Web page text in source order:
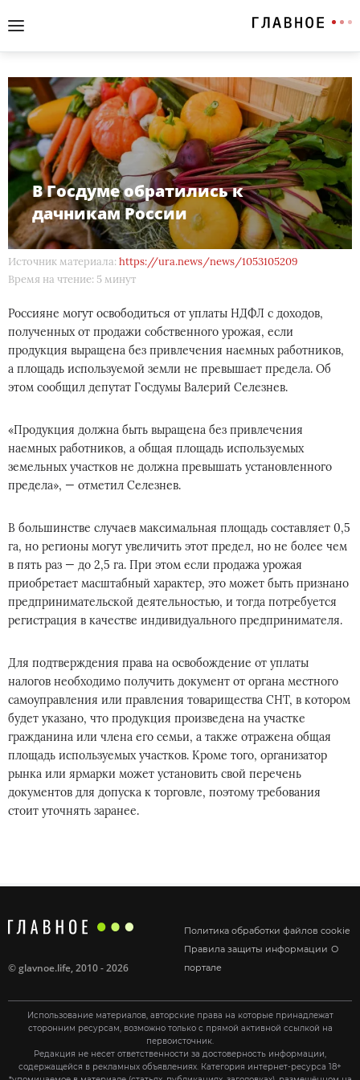
В Госдуме обратились к
дачникам России
Источник материала: https://ura.news/news/1053105209
Время на чтение: 5 минут
Россияне могут освободиться от уплаты НДФЛ с доходов,
полученных от продажи собственного урожая, если
продукция выращена без привлечения наемных работников,
а площадь используемой земли не превышает предела. Об
этом сообщил депутат Госдумы Валерий Селезнев.
«Продукция должна быть выращена без привлечения
наемных работников, а общая площадь используемых
земельных участков не должна превышать установленного
предела», — отметил Селезнев.
В большинстве случаев максимальная площадь составляет 0,5
га, но регионы могут увеличить этот предел, но не более чем
в пять раз — до 2,5 га. При этом если продажа урожая
приобретает масштабный характер, это может быть признано
предпринимательской деятельностью, и тогда потребуется
регистрация в качестве индивидуального предпринимателя.
Для подтверждения права на освобождение от уплаты
налогов необходимо получить документ от органа местного
самоуправления или правления товарищества СНТ, в котором
будет указано, что продукция произведена на участке
гражданина или члена его семьи, а также отражена общая
площадь используемых участков. Кроме того, организатор
рынка или ярмарки может установить свой перечень
документов для допуска к торговле, поэтому требования
стоит уточнять заранее.
Политика обработки файлов cookie
Правила защиты информации О
портале
©glavnoe.life, 2010 - 2026
Использование материалов, авторские права на которые принадлежат
сторонним ресурсам, возможно только с прямой активной ссылкой на
первоисточник.
Редакция не несет ответственности за достоверность информации,
содержащейся в рекламных объявлениях. Категория интернет-ресурса 18+